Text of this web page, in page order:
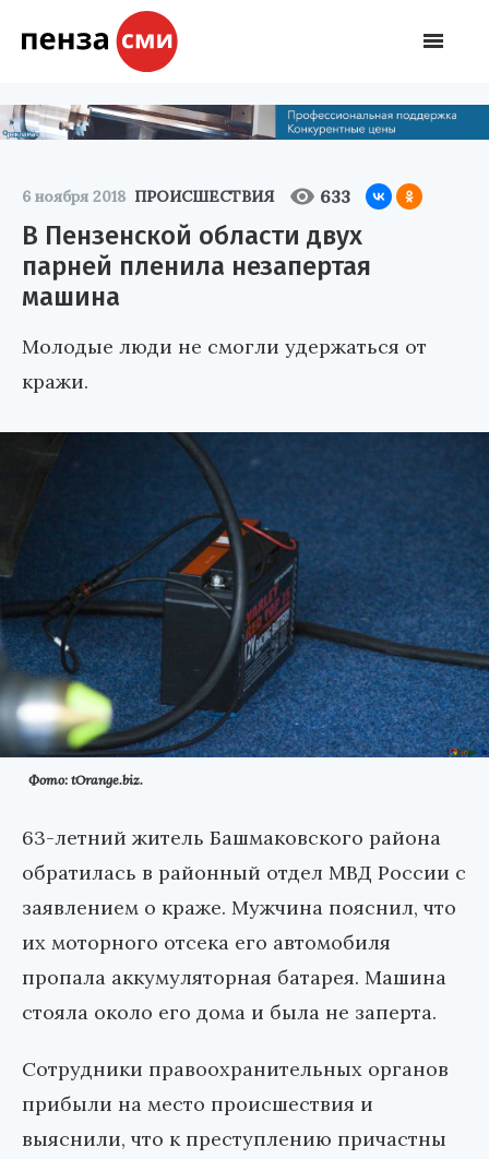
6 ноября 2018 ПРОИСШЕСТВИЯ 633
В Пензенской области двух
парней пленила незапертая
машина
Молодые люди не смогли удержаться от
кражи.
Фото: tOrange.biz.
63-летний житель Башмаковского района
обратилась в районный отдел МВД России с
заявлением о краже. Мужчина пояснил, что
их моторного отсека его автомобиля
пропала аккумуляторная батарея. Машина
стояла около его дома и была не заперта.
Сотрудники правоохранительных органов
прибыли на место происшествия и
выяснили, что к преступлению причастны